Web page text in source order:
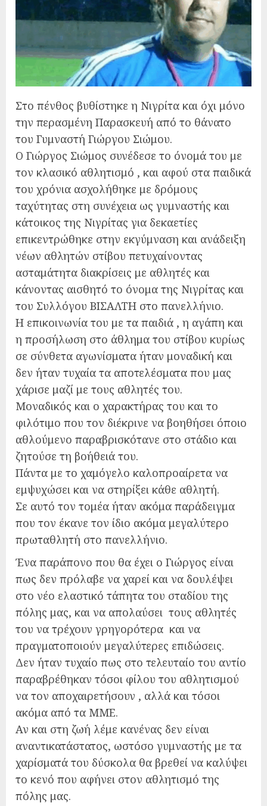
Στο πένθος βυθίστηκε η Νιγρίτα και όχι μόνο
την περασμένη Παρασκευή από το θάνατο
του Γυμναστή Γιώργου Σιώμου.
Ο Γιώργος Σιώμος συνέδεσε το όνομά του με
τον κλασικό αθλητισμό , και αφού στα παιδικά
του χρόνια ασχολήθηκε με δρόμους
ταχύτητας στη συνέχεια ως γυμναστής και
κάτοικος της Νιγρίτας για δεκαετίες
επικεντρώθηκε στην εκγύμναση και ανάδειξη
νέων αθλητών στίβου πετυχαίνοντας
ασταμάτητα διακρίσεις με αθλητές και
κάνοντας αισθητό το όνομα της Νιγρίτας και
του Συλλόγου ΒΙΣΑΛΤΗ στο πανελλήνιο.
Η επικοινωνία του με τα παιδιά , η αγάπη και
η προσήλωση στο άθλημα του στίβου κυρίως
σε σύνθετα αγωνίσματα ήταν μοναδική και
δεν ήταν τυχαία τα αποτελέσματα που μας
χάρισε μαζί με τους αθλητές του.
Μοναδικός και ο χαρακτήρας του και το
φιλότιμο που τον διέκρινε να βοηθήσει όποιο
αθλούμενο παραβρισκότανε στο στάδιο και
ζητούσε τη βοήθειά του.
Πάντα με το χαμόγελο καλοπροαίρετα να
εμψυχώσει και να στηρίξει κάθε αθλητή.
Σε αυτό τον τομέα ήταν ακόμα παράδειγμα
που τον έκανε τον ίδιο ακόμα μεγαλύτερο
πρωταθλητή στο πανελλήνιο.
Ένα παράπονο που θα έχει ο Γιώργος είναι
πως δεν πρόλαβε να χαρεί και να δουλέψει
στο νέο ελαστικό τάπητα του σταδίου της
πόλης μας, και να απολαύσει τους αθλητές
του να τρέχουν γρηγορότερα και να
πραγματοποιούν μεγαλύτερες επιδώσεις.
Δεν ήταν τυχαίο πως στο τελευταίο του αντίο
παραβρέθηκαν τόσοι φίλου του αθλητισμού
να τον αποχαιρετήσουν , αλλά και τόσοι
ακόμα από τα ΜΜΕ.
Αν και στη ζωή λέμε κανένας δεν είναι
αναντικατάστατος, ωστόσο γυμναστής με τα
χαρίσματά του δύσκολα θα βρεθεί να καλύψει
το κενό που αφήνει στον αθλητισμό της
πόλης μας.